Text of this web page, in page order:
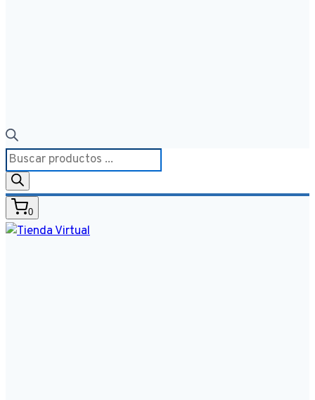
Búsqueda
de
productos
0